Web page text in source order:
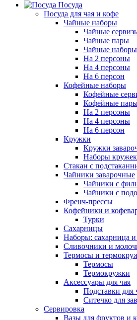
Посуда
Посуда для чая и кофе
Чайные наборы
Чайные
Чайные пары
Чайные
На 2 персоны
На 4 персоны
На 6 персон
Кофейные наборы
Кофейные
Кофейные
На 2 персоны
На 4 персоны
На 6 персон
Кружки
Кружки
Наборы кружек
Стакан с
Чайники заварочные
Чайники с
Чайники с
Френч-прессы
Кофейники и
Турки
Сахарницы
Наборы: сахарница
Сливочники и
Термосы и
Термосы
Термокружки
Аксессуары для чая
Подставки для
Ситечко для
Сервировка
Вазы для фруктов и